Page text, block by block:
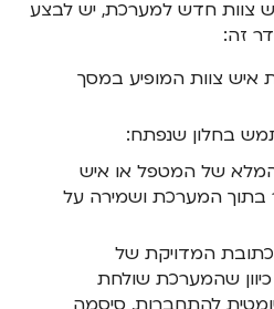
צוות חדש למערכת, יש לבצע
זה:
איש צוות המופיע במסך
בחלון שנפתח:
של המטפל או איש
בתוך המערכת ושמירה על
המדויקת של
שהמערכת שולחת